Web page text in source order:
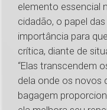
elemento essencial
cidadão, o papel
importância para
crítica, diante de
“Elas transcendem
dela onde os novos
bagagem